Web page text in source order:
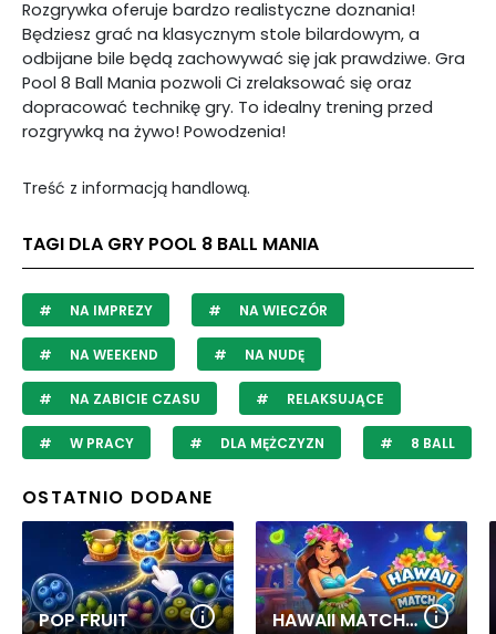
Rozgrywka oferuje bardzo realistyczne doznania!
Będziesz grać na klasycznym stole bilardowym, a
odbijane bile będą zachowywać się jak prawdziwe. Gra
Pool 8 Ball Mania pozwoli Ci zrelaksować się oraz
dopracować technikę gry. To idealny trening przed
rozgrywką na żywo! Powodzenia!
Treść z informacją handlową.
TAGI DLA GRY POOL 8 BALL MANIA
NA IMPREZY NA WIECZÓR
NA WEEKEND NA NUDĘ
NA ZABICIE CZASU RELAKSUJĄCE
W PRACY DLA MĘŻCZYZN 8 BALL
OSTATNIO DODANE
POP FRUIT HAWAII MATCH 6